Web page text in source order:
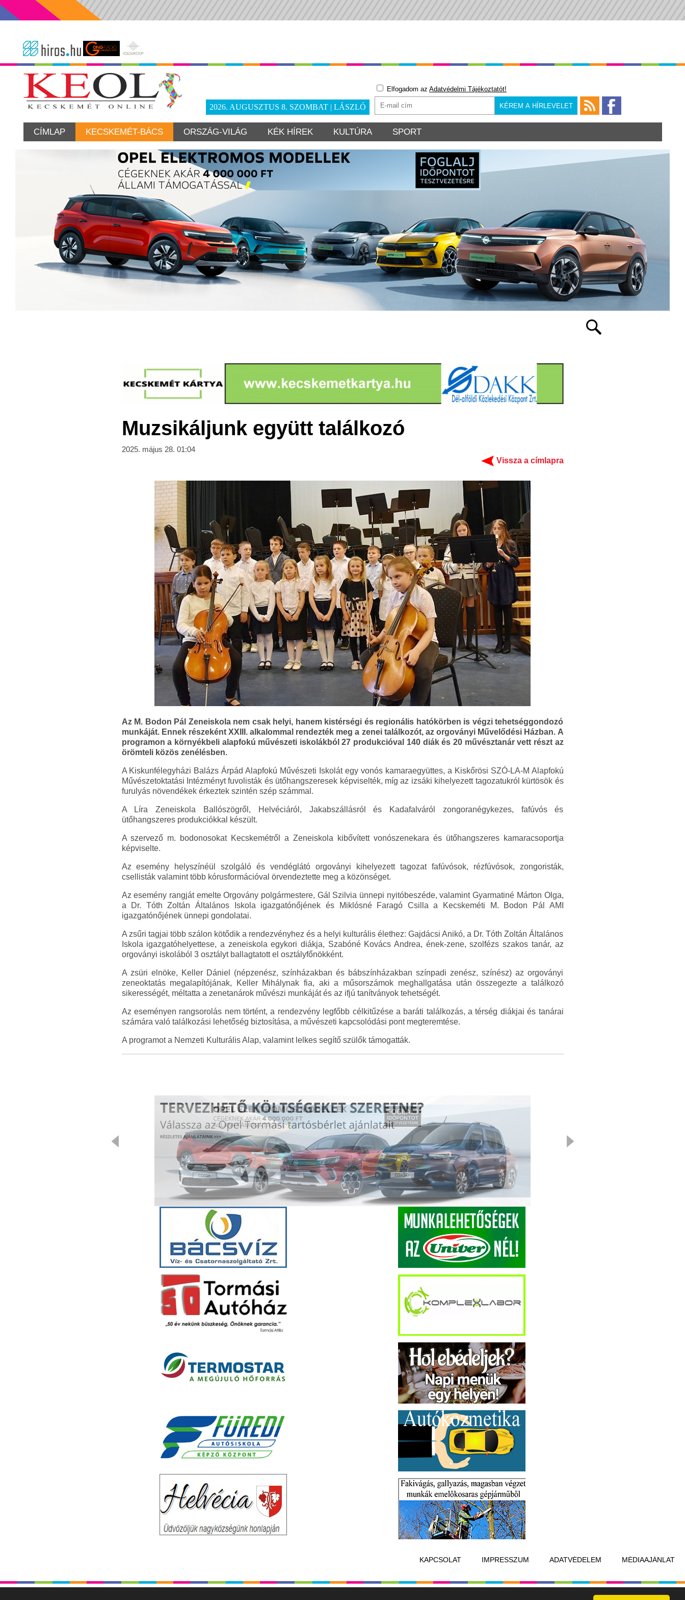
2026. AUGUSZTUS 8. SZOMBAT | LÁSZLÓ
Elfogadom az Adatvédelmi Tájékoztatót!
CÍMLAP KECSKEMÉT-BÁCS ORSZÁG-VILÁG KÉK HÍREK KULTÚRA SPORT
Muzsikáljunk együtt találkozó
2025. május 28. 01:04
Vissza a címlapra
Az M. Bodon Pál Zeneiskola nem csak helyi, hanem kistérségi és regionális hatókörben is végzi tehetséggondozó
munkáját. Ennek részeként XXIII. alkalommal rendezték meg a zenei találkozót, az orgoványi Művelődési Házban. A
programon a környékbeli alapfokú művészeti iskolákból 27 produkcióval 140 diák és 20 művésztanár vett részt az
örömteli közös zenélésben.
A Kiskunfélegyházi Balázs Árpád Alapfokú Művészeti Iskolát egy vonós kamaraegyüttes, a Kiskőrösi SZÓ-LA-M Alapfokú
Művészetoktatási Intézményt fuvolisták és ütőhangszeresek képviselték, míg az izsáki kihelyezett tagozatukról kürtösök és
furulyás növendékek érkeztek szintén szép számmal.
A Líra Zeneiskola Ballószögről, Helvéciáról, Jakabszállásról és Kadafalváról zongoranégykezes, fafúvós és
ütőhangszeres produkciókkal készült.
A szervező m. bodonosokat Kecskemétről a Zeneiskola kibővített vonószenekara és ütőhangszeres kamaracsoportja
képviselte.
Az esemény helyszínéül szolgáló és vendéglátó orgoványi kihelyezett tagozat fafúvósok, rézfúvósok, zongoristák,
csellisták valamint több kórusformációval örvendeztette meg a közönséget.
Az esemény rangját emelte Orgovány polgármestere, Gál Szilvia ünnepi nyitóbeszéde, valamint Gyarmatiné Márton Olga,
a Dr. Tóth Zoltán Általános Iskola igazgatónőjének és Miklósné Faragó Csilla a Kecskeméti M. Bodon Pál AMI
igazgatónőjének ünnepi gondolatai.
A zsűri tagjai több szálon kötődik a rendezvényhez és a helyi kulturális élethez: Gajdácsi Anikó, a Dr. Tóth Zoltán Általános
Iskola igazgatóhelyettese, a zeneiskola egykori diákja, Szabóné Kovács Andrea, ének-zene, szolfézs szakos tanár, az
orgoványi iskolából 3 osztályt ballagtatott el osztályfőnökként.
A zsüri elnöke, Keller Dániel (népzenész, színházakban és bábszínházakban színpadi zenész, színész) az orgoványi
zeneoktatás megalapítójának, Keller Mihálynak fia, aki a műsorszámok meghallgatása után összegezte a találkozó
sikerességét, méltatta a zenetanárok művészi munkáját és az ifjú tanítványok tehetségét.
Az eseményen rangsorolás nem történt, a rendezvény legfőbb célkitűzése a baráti találkozás, a térség diákjai és tanárai
számára való találkozási lehetőség biztosítása, a művészeti kapcsolódási pont megteremtése.
A programot a Nemzeti Kulturális Alap, valamint lelkes segítő szülők támogatták.
KAPCSOLAT IMPRESSZUM ADATVÉDELEM MÉDIAAJÁNLAT